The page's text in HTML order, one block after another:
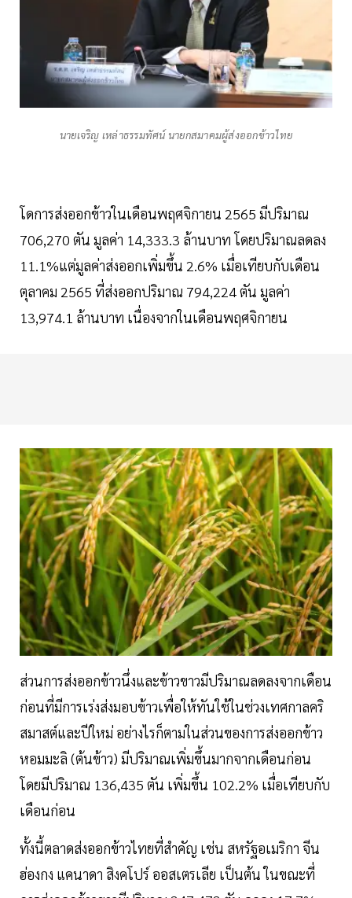
นายเจริญ เหล่าธรรมทัศน์ นายกสมาคมผู้ส่งออกข้าวไทย
โดการส่งออกข้าวในเดือนพฤศจิกายน 2565 มีปริมาณ
706,270 ตัน มูลค่า 14,333.3 ล้านบาท โดยปริมาณลดลง
11.1%แต่มูลค่าส่งออกเพิ่มขึ้น 2.6% เมื่อเทียบกับเดือน
ตุลาคม 2565 ที่ส่งออกปริมาณ 794,224 ตัน มูลค่า
13,974.1 ล้านบาท เนื่องจากในเดือนพฤศจิกายน
ส่วนการส่งออกข้าวนึ่งและข้าวขาวมีปริมาณลดลงจากเดือน
ก่อนที่มีการเร่งส่งมอบข้าวเพื่อให้ทันใช้ในช่วงเทศกาลคริ
สมาสต์และปีใหม่ อย่างไรก็ตามในส่วนของการส่งออกข้าว
หอมมะลิ (ต้นข้าว) มีปริมาณเพิ่มขึ้นมากจากเดือนก่อน
โดยมีปริมาณ 136,435 ตัน เพิ่มขึ้น 102.2% เมื่อเทียบกับ
เดือนก่อน
ทั้งนี้ตลาดส่งออกข้าวไทยที่สำคัญ เช่น สหรัฐอเมริกา จีน
ฮ่องกง แคนาดา สิงคโปร์ ออสเตรเลีย เป็นต้น ในขณะที่